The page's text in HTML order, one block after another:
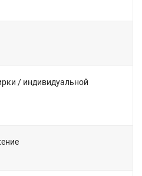
/ индивидуальной